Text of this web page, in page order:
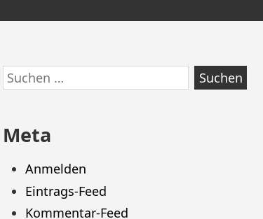
Zum
Footer
Suchen
nach:
Meta
Anmelden
Eintrags-Feed
Kommentar-Feed